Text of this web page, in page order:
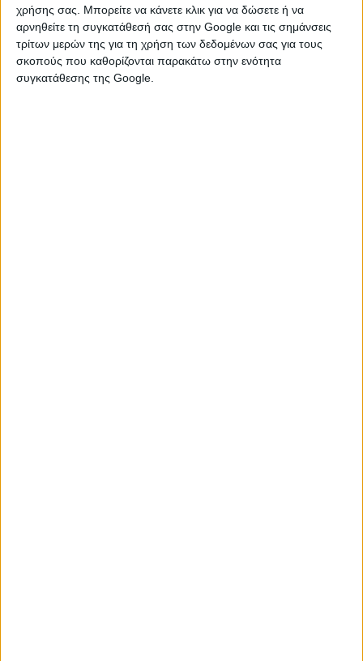
χρήσης σας. Μπορείτε να κάνετε κλικ για να δώσετε ή να
αρνηθείτε τη συγκατάθεσή σας στην Google και τις σημάνσεις
τρίτων μερών της για τη χρήση των δεδομένων σας για τους
σκοπούς που καθορίζονται παρακάτω στην ενότητα
συγκατάθεσης της Google.